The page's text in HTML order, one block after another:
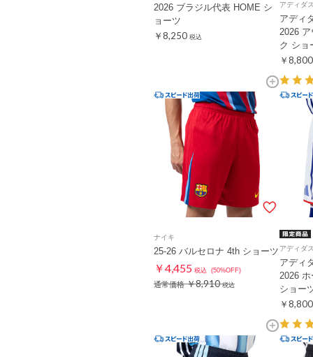
2026 ブラジル代表 HOME シ
ョーツ
￥8,250 税込
アディダ
アディ
2026
ク ショ
￥8,800
ナイキ
25-26 バルセロナ 4th ショーツ
￥4,455 税込 (50%OFF)
通常価格￥8,910 税込
アディダ
アディ
2026
ショー
￥8,800